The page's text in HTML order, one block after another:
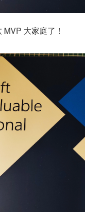
大家庭了！